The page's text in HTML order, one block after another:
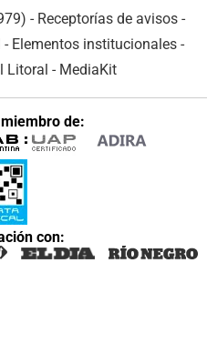
- Receptorías de avisos -
- Elementos institucionales -
Litoral - MediaKit
de:
con: